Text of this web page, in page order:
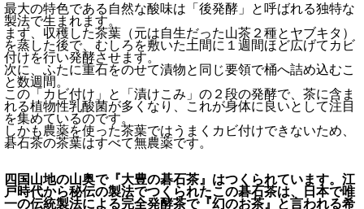
最大の特色である自然な酸味は「後発酵」と呼ばれる独特な
製法で生まれます。
まず、収穫した茶葉（元は自生だった山茶２種とヤブキタ）
を蒸した後で、むしろを敷いた土間に１週間ほど広げてカビ
付けを行い発酵させます。
次に、ふたに重石をのせて漬物と同じ要領で桶へ詰め込むこ
と数週間。
この「カビ付け」と「漬けこみ」の２段の発酵で、茶に含ま
れる植物性乳酸菌が多くなり、これが身体に良いとして注目
を集めているのです。
しかも農薬を使った茶葉ではうまくカビ付けできないため、
碁石茶の茶葉はすべて無農薬です。
四国山地の山奥で『大豊の碁石茶』はつくられています。江
戸時代から秘伝の製法でつくられたこの碁石茶は、日本で唯
一の伝統製法による完全発酵茶で『幻のお茶』と言われる希